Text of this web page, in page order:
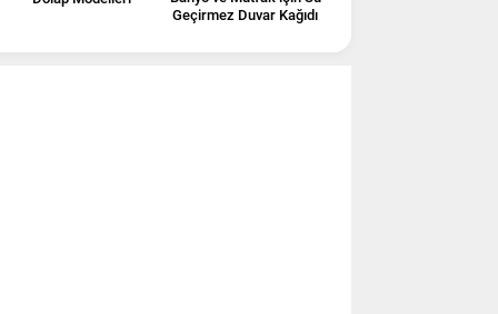
Geçirmez Duvar Kağıdı